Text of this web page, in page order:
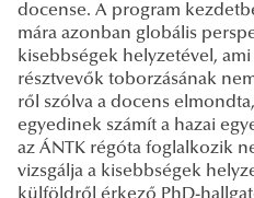
docense. A program
mára azonban globális
kisebbségek helyzetével,
résztvevők toborzásának
ről szólva a docens
egyedinek számít a hazai
az ÁNTK régóta foglalkozik
vizsgálja a kisebbségek